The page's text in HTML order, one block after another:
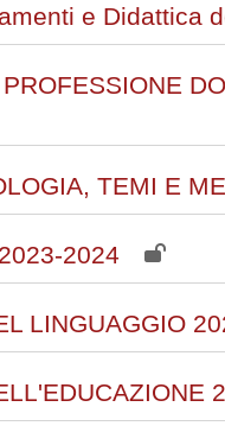
e Didattica
TEMI E
2024
LINGUAGGIO